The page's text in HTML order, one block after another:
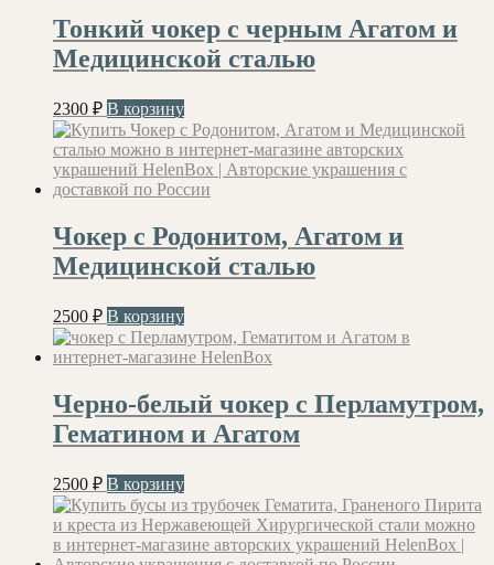
Тонкий чокер с черным Агатом и
Медицинской сталью
2300 ₽ В корзину
Чокер с Родонитом, Агатом и
Медицинской сталью
2500 ₽ В корзину
Черно-белый чокер с Перламутром,
Гематином и Агатом
2500 ₽ В корзину